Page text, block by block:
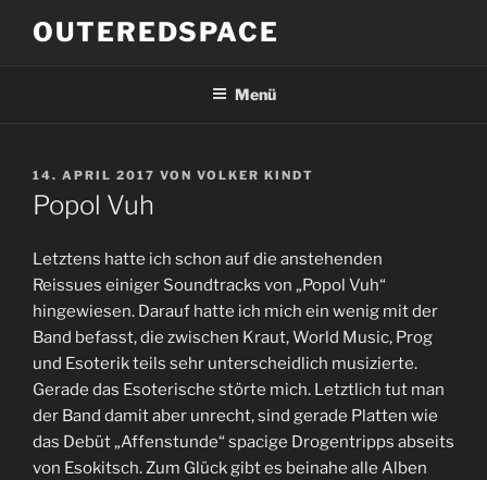
InhaltOUTEREDSPACE
Menü
VERÖFFENTLICHT
AM
14. APRIL 2017 VON VOLKER KINDT
Popol Vuh
Letztens hatte ich schon auf die anstehenden
Reissues einiger Soundtracks von „Popol Vuh“
hingewiesen. Darauf hatte ich mich ein wenig mit der
Band befasst, die zwischen Kraut, World Music, Prog
und Esoterik teils sehr unterscheidlich musizierte.
Gerade das Esoterische störte mich. Letztlich tut man
der Band damit aber unrecht, sind gerade Platten wie
das Debüt „Affenstunde“ spacige Drogentripps abseits
von Esokitsch. Zum Glück gibt es beinahe alle Alben